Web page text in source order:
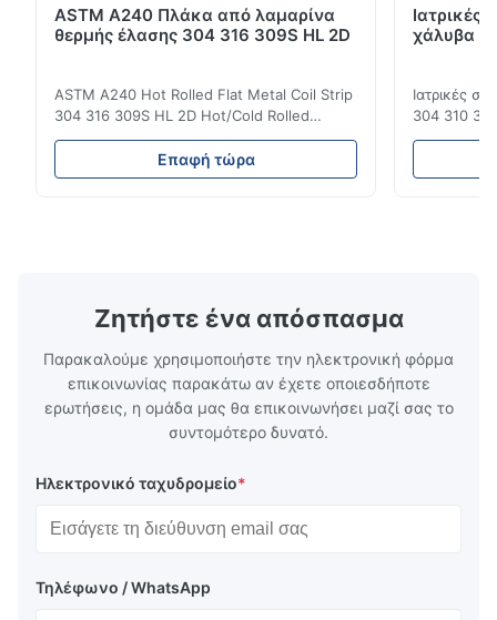
ASTM A240 Πλάκα από λαμαρίνα
θερμής έλασης 304 316 309S HL 2D
ASTM A240 Hot Rolled Flat Metal Coil Strip
304 316 309S HL 2D Hot/Cold Rolled
Stainless Steel Coil Strip 304 316 309S 310
310S 316L 321 ASTM A240 Προδιαγραφές
προϊόντος Όνομα προϊόντος Πηνίο /
Επαφή τώρα
χάλυβα
Ιατρικές
304 310
χάλυβας
Ζητήστε ένα απόσπασμα
Παρακαλούμε χρησιμοποιήστε την ηλεκτρονική φόρμα
επικοινωνίας παρακάτω αν έχετε οποιεσδήποτε
ερωτήσεις, η ομάδα μας θα επικοινωνήσει μαζί σας το
συντομότερο δυνατό.
Ηλεκτρονικό ταχυδρομείο*
Τηλέφωνο / WhatsApp